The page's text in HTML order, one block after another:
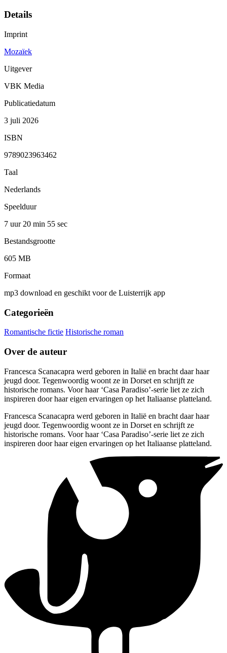
Details
Imprint
Mozaïek
Uitgever
VBK Media
Publicatiedatum
3 juli 2026
ISBN
9789023963462
Taal
Nederlands
Speelduur
7 uur 20 min 55 sec
Bestandsgrootte
605 MB
Formaat
mp3 download en geschikt voor de Luisterrijk app
Categorieën
Romantische fictie Historische roman
Over de auteur
Francesca Scanacapra werd geboren in Italië en bracht daar haar
jeugd door. Tegenwoordig woont ze in Dorset en schrijft ze
historische romans. Voor haar ‘Casa Paradiso’-serie liet ze zich
inspireren door haar eigen ervaringen op het Italiaanse platteland.
Francesca Scanacapra werd geboren in Italië en bracht daar haar
jeugd door. Tegenwoordig woont ze in Dorset en schrijft ze
historische romans. Voor haar ‘Casa Paradiso’-serie liet ze zich
inspireren door haar eigen ervaringen op het Italiaanse platteland.